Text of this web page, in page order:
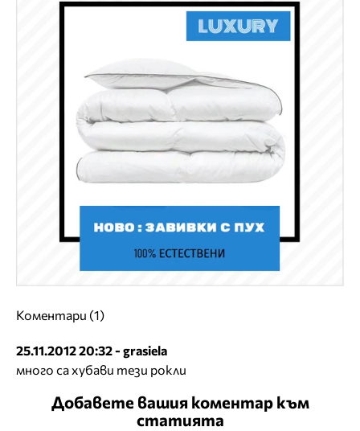
Коментари (1)
25.11.2012 20:32 - grasiela
много са хубави тези рокли
Добавете вашия коментар към
статията